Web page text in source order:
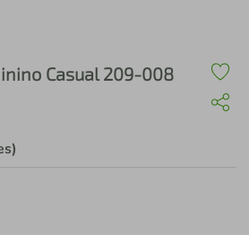
Casual 209-008